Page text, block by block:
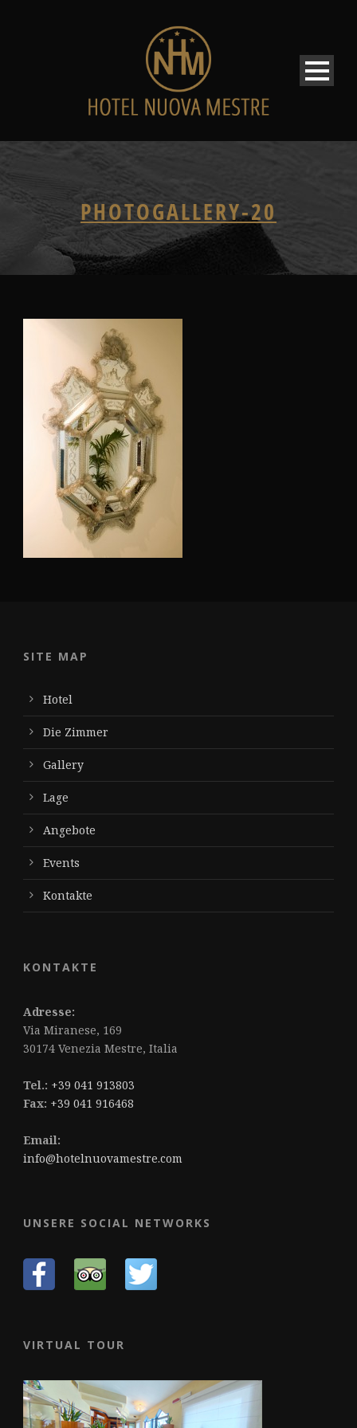
PHOTOGALLERY-20
SITE MAP
Hotel
Die Zimmer
Gallery
Lage
Angebote
Events
Kontakte
KONTAKTE
Adresse:
Via Miranese, 169
30174 Venezia Mestre, Italia
Tel.: +39 041 913803
Fax: +39 041 916468
Email:
info@hotelnuovamestre.com
UNSERE SOCIAL NETWORKS
VIRTUAL TOUR